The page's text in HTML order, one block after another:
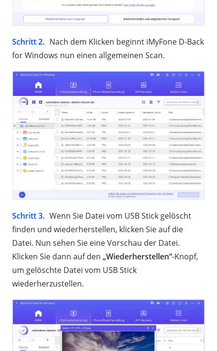
Schritt 2. Nach dem Klicken beginnt iMyFone D-Back
for Windows nun einen allgemeinen Scan.
Schritt 3. Wenn Sie Datei vom USB Stick gelöscht
finden und wiederherstellen, klicken Sie auf die
Datei. Nun sehen Sie eine Vorschau der Datei.
Klicken Sie dann auf den „Wiederherstellen“-Knopf,
um gelöschte Datei vom USB Stick
wiederherzustellen.